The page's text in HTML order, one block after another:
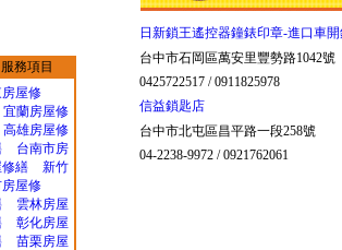
務項目
房屋修
宜蘭房屋修
高雄房屋修
台南市房
繕
新竹
屋修
雲林房屋
彰化房屋
苗栗房屋
日新鎖王遙控器鐘錶印章-進口車
台中市石岡區萬安里豐勢路1042號
0425722517 / 0911825978
信益鎖匙店
台中市北屯區昌平路一段258號
04-2238-9972 / 0921762061